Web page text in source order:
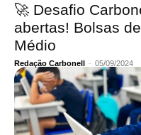
🚀 Desafio
abertas! Bolsas
Médio
Redação Carbonell - 05/09/2024